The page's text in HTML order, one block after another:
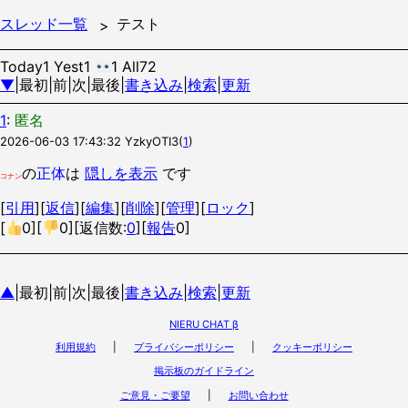
スレッド一覧 テスト
Today1 Yest1
1 All72
▼ |最初|前|次|最後| 書き込み 検索 更新
1: 匿名
2026-06-03 17:43:32 YzkyOTI3(1)
コナンの正体は 隠しを表示 です
[引用][返信][編集][削除][管理][ロック]
[
0][ 0][返信数:0][報告0]
▲ |最初|前|次|最後| 書き込み 検索 更新
NIERU CHAT β
利用規約
プライバシーポリシー
クッキーポリシー
掲示板のガイドライン
ご意見・ご要望
お問い合わせ